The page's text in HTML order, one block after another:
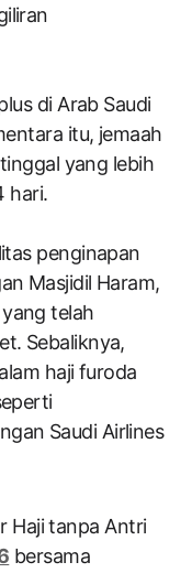
di Arab Saudi
itu, jemaah
yang lebih
hari.
penginapan
Masjidil Haram,
telah
Sebaliknya,
haji furoda
Saudi Airlines
Haji tanpa Antri
bersama